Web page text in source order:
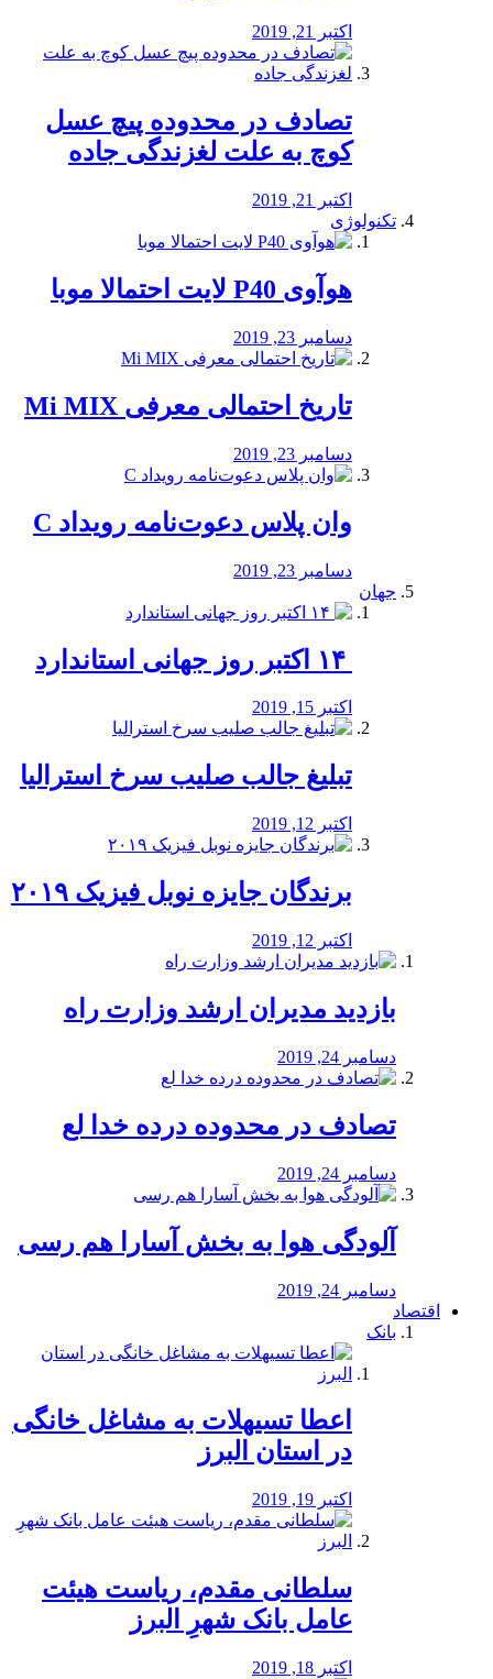
اکتبر 21, 2019
تصادف در محدوده پیچ عسل
کوچ به علت لغزندگی جاده
اکتبر 21, 2019
تکنولوژی
هوآوی P40 لایت احتمالا موبا
دسامبر 23, 2019
تاریخ احتمالی معرفی Mi MIX
دسامبر 23, 2019
وان پلاس دعوت‌نامه رویداد C
دسامبر 23, 2019
جهان
اکتبر 15, 2019
تبلیغ جالب صلیب سرخ استرالیا
اکتبر 12, 2019
برندگان جایزه نوبل فیزیک ۲۰۱۹
اکتبر 12, 2019
بازدید مدیران ارشد وزارت راه
دسامبر 24, 2019
تصادف در محدوده درده خدا لع
دسامبر 24, 2019
آلودگی هوا به بخش آسارا هم رسی
دسامبر 24, 2019
اقتصاد
بانک
️اعطا تسیهلات به مشاغل خانگی
در استان البرز
اکتبر 19, 2019
سلطانی مقدم، ریاست هیئت
عامل بانک شهرِ البرز
اکتبر 18, 2019